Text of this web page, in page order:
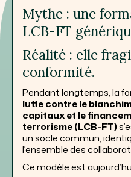
Mythe : une
LCB-FT
Réalité : elle
conformité.
Pendant longtemps, la
lutte contre le
capitaux et le
terrorisme (LCB-FT)
un socle commun,
l’ensemble des
Ce modèle est